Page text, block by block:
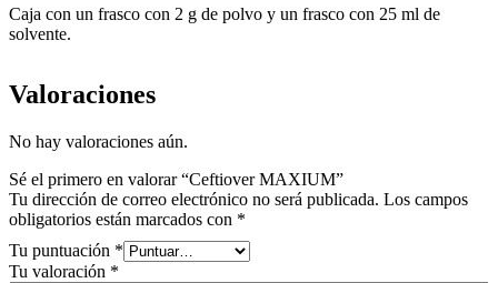
Caja con un frasco con 2 g de polvo y un frasco con 25 ml de
solvente.
Valoraciones
No hay valoraciones aún.
Sé el primero en valorar “Ceftiover MAXIUM”
Tu dirección de correo electrónico no será publicada. Los campos
obligatorios están marcados con *
Tu puntuación *
Tu valoración *